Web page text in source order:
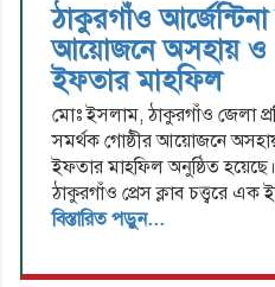
ঠাকুরগাঁও
আয়োজনে অসহায় ও
ইফতার মাহফিল
মোঃ ইসলাম, ঠাকুরগাঁও জেলা
সমর্থক গোষ্ঠীর আয়োজনে
ইফতার মাহফিল অনুষ্ঠিত
ঠাকুরগাঁও প্রেস ক্লাব চত্ত্বরে
বিস্তারিত পড়ুন...